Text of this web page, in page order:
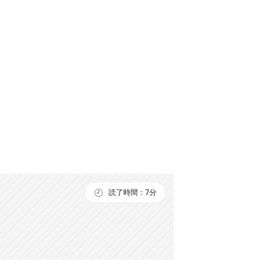
読了時間：7分